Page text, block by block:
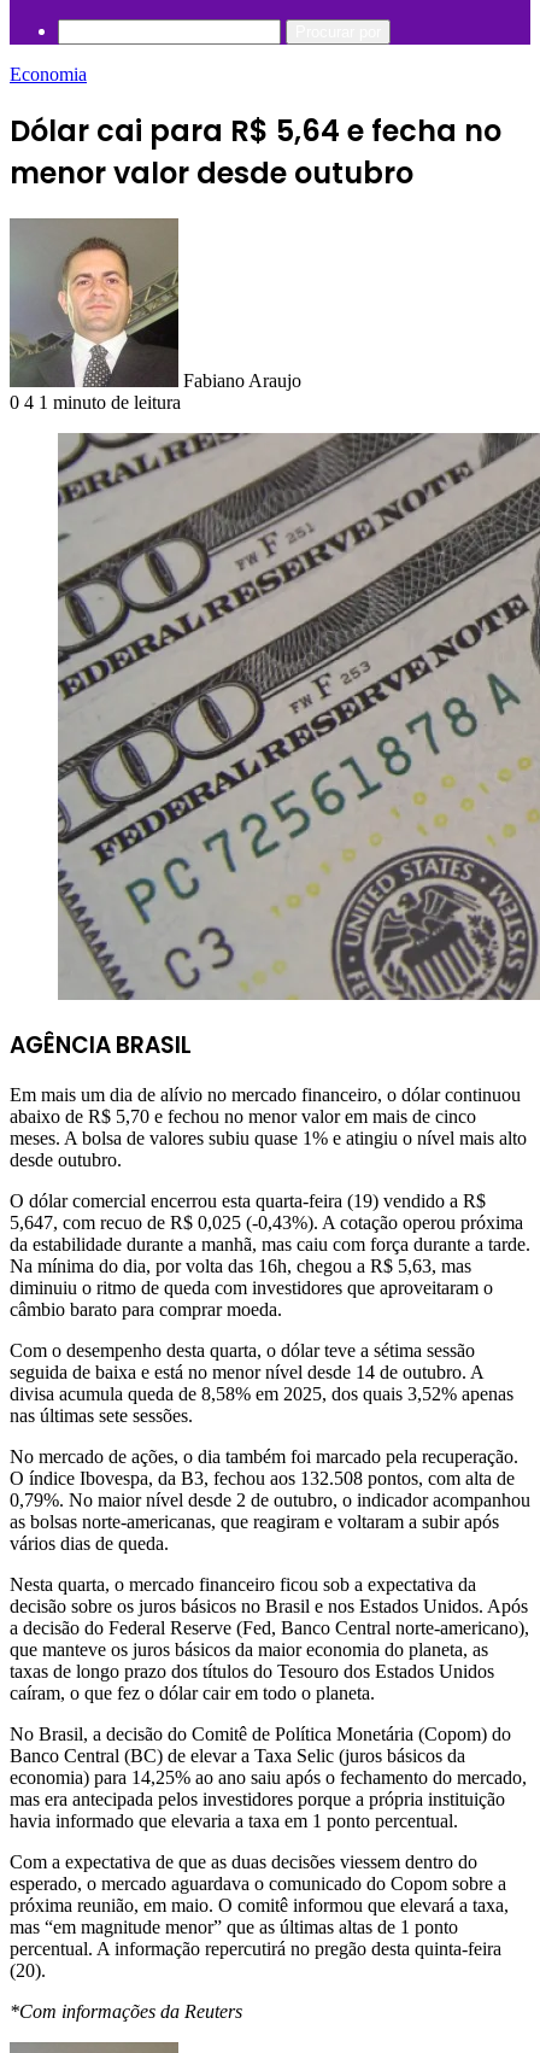
Economia
Dólar cai para R$ 5,64 e fecha no
menor valor desde outubro
Fabiano Araujo
0 4 1 minuto de leitura
AGÊNCIA BRASIL
Em mais um dia de alívio no mercado financeiro, o dólar continuou
abaixo de R$ 5,70 e fechou no menor valor em mais de cinco
meses. A bolsa de valores subiu quase 1% e atingiu o nível mais alto
desde outubro.
O dólar comercial encerrou esta quarta-feira (19) vendido a R$
5,647, com recuo de R$ 0,025 (-0,43%). A cotação operou próxima
da estabilidade durante a manhã, mas caiu com força durante a tarde.
Na mínima do dia, por volta das 16h, chegou a R$ 5,63, mas
diminuiu o ritmo de queda com investidores que aproveitaram o
câmbio barato para comprar moeda.
Com o desempenho desta quarta, o dólar teve a sétima sessão
seguida de baixa e está no menor nível desde 14 de outubro. A
divisa acumula queda de 8,58% em 2025, dos quais 3,52% apenas
nas últimas sete sessões.
No mercado de ações, o dia também foi marcado pela recuperação.
O índice Ibovespa, da B3, fechou aos 132.508 pontos, com alta de
0,79%. No maior nível desde 2 de outubro, o indicador acompanhou
as bolsas norte-americanas, que reagiram e voltaram a subir após
vários dias de queda.
Nesta quarta, o mercado financeiro ficou sob a expectativa da
decisão sobre os juros básicos no Brasil e nos Estados Unidos. Após
a decisão do Federal Reserve (Fed, Banco Central norte-americano),
que manteve os juros básicos da maior economia do planeta, as
taxas de longo prazo dos títulos do Tesouro dos Estados Unidos
caíram, o que fez o dólar cair em todo o planeta.
No Brasil, a decisão do Comitê de Política Monetária (Copom) do
Banco Central (BC) de elevar a Taxa Selic (juros básicos da
economia) para 14,25% ao ano saiu após o fechamento do mercado,
mas era antecipada pelos investidores porque a própria instituição
havia informado que elevaria a taxa em 1 ponto percentual.
Com a expectativa de que as duas decisões viessem dentro do
esperado, o mercado aguardava o comunicado do Copom sobre a
próxima reunião, em maio. O comitê informou que elevará a taxa,
mas “em magnitude menor” que as últimas altas de 1 ponto
percentual. A informação repercutirá no pregão desta quinta-feira
(20).
*Com informações da Reuters